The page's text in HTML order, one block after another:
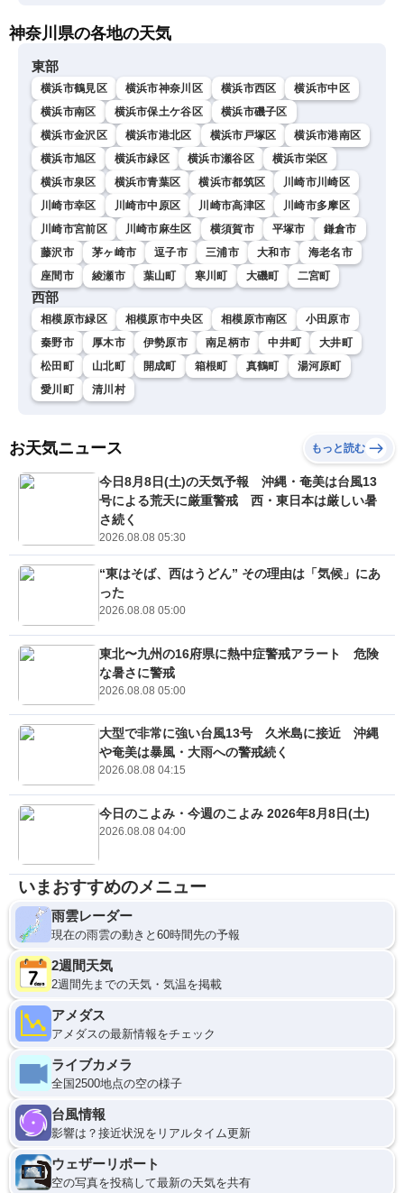
神奈川県の各地の天気
東部
横浜市鶴見区 横浜市神奈川区 横浜市西区
横浜市中区
横浜市南区
横浜市保土ケ谷区
横浜市磯子区
横浜市金沢区
横浜市港北区 横浜市戸塚区
横浜市港南区
横浜市旭区
横浜市緑区 横浜市瀬谷区
横浜市栄区
横浜市泉区
横浜市青葉区 横浜市都筑区
川崎市川崎区
川崎市幸区
川崎市中原区 川崎市高津区
川崎市多摩区
川崎市宮前区
川崎市麻生区 横須賀市 平塚市
鎌倉市
藤沢市
茅ヶ崎市 逗子市 三浦市 大和市
海老名市
座間市
綾瀬市 葉山町 寒川町 大磯町 二宮町
西部
相模原市緑区 相模原市中央区 相模原市南区
小田原市
秦野市
厚木市 伊勢原市 南足柄市 中井町
大井町
松田町
山北町 開成町 箱根町 真鶴町
湯河原町
愛川町
清川村
お天気ニュース もっと読む
今日8月8日(土)の天気予報 沖縄・奄美は台風13
号による荒天に厳重警戒 西・東日本は厳しい暑
さ続く
2026.08.08 05:30
“東はそば、西はうどん” その理由は「気候」にあ
った
2026.08.08 05:00
東北〜九州の16府県に熱中症警戒アラート 危険
な暑さに警戒
2026.08.08 05:00
大型で非常に強い台風13号 久米島に接近 沖縄
や奄美は暴風・大雨への警戒続く
2026.08.08 04:15
今日のこよみ・今週のこよみ 2026年8月8日(土)
2026.08.08 04:00
いまおすすめのメニュー
雨雲レーダー
現在の雨雲の動きと60時間先の予報
2週間天気
2週間先までの天気・気温を掲載
アメダス
アメダスの最新情報をチェック
ライブカメラ
全国2500地点の空の様子
台風情報
影響は？接近状況をリアルタイム更新
ウェザーリポート
空の写真を投稿して最新の天気を共有